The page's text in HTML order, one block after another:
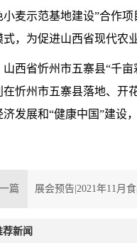
小麦示范基地建设”合作
式，为促进山西省现代农
山西省忻州市五寨县“千
在忻州市五寨县落地、开
济发展和“健康中国”建设
篇 展会预告|2021年11月
荐新闻